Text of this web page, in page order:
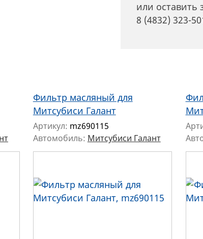
или оставить
8 (4832) 323-
Фильтр масляный для
Митсубиси Галант
Артикул: mz690115
Автомобиль: Митсубиси Галант